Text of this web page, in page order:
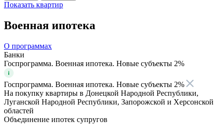
Показать квартир
Военная ипотека
О программах
Банки
Госпрограмма. Военная ипотека. Новые субъекты 2%
Госпрограмма. Военная ипотека. Новые субъекты 2%
На покупку квартиры в Донецкой Народной Республики,
Луганской Народной Республики, Запорожской и Херсонской
областей
Объединение ипотек супругов